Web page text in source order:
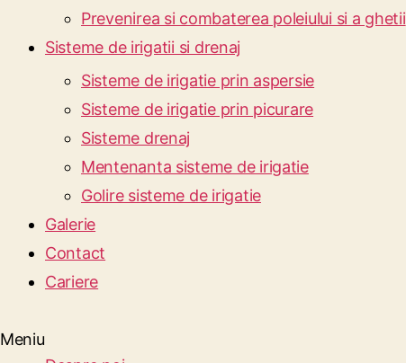
Prevenirea si combaterea poleiului si a ghetii
Sisteme de irigatii si drenaj
Sisteme de irigatie prin aspersie
Sisteme de irigatie prin picurare
Sisteme drenaj
Mentenanta sisteme de irigatie
Golire sisteme de irigatie
Galerie
Contact
Cariere
Meniu